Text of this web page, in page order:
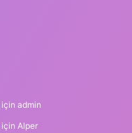
için admin
için Alper